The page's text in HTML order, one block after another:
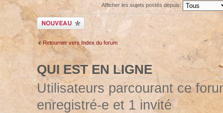
Afficher les sujets postés depuis:
Ecrire un nouveau
sujet
Retourner vers Index du forum
QUI EST EN LIGNE
Utilisateurs parcourant ce
enregistré-e et 1 invité